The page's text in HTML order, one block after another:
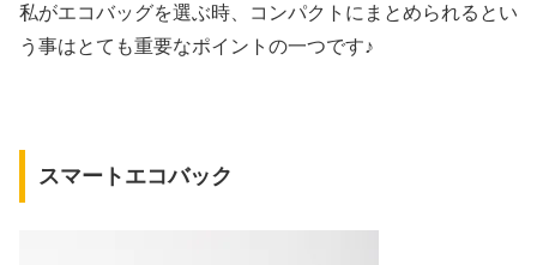
私がエコバッグを選ぶ時、コンパクトにまとめられるとい
う事はとても重要なポイントの一つです♪
スマートエコバック